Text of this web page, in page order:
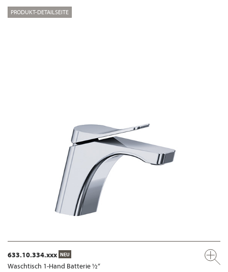
PRODUKT-DETAILSEITE
633.10.334.xxx NEU
Waschtisch 1-Hand Batterie ½“